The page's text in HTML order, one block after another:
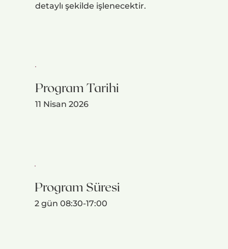
detaylı şekilde işlenecektir.
Program Tarihi
11 Nisan 2026
Program Süresi
2 gün 08:30-17:00